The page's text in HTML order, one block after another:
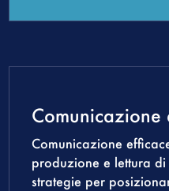
Comunicazione
produzione e lettura
strategie per